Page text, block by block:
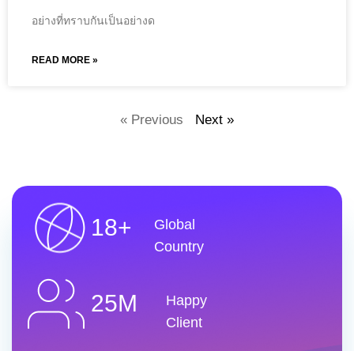
อย่างที่ทราบกันเป็นอย่างด
READ MORE »
« Previous Next »
18+
Global
Country
25M
Happy
Client